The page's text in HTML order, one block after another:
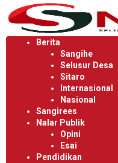
Langsung
ke
konten
Berita
Sangihe
Selusur Desa
Sitaro
Internasional
Nasional
Sangirees
Nalar Publik
Opini
Esai
Pendidikan